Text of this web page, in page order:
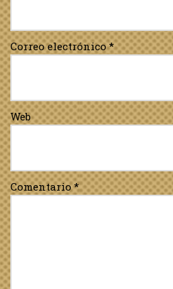
Correo electrónico*
Web
Comentario*